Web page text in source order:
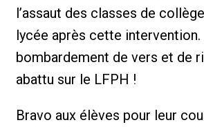
l’assaut des classes de
lycée après cette intervention.
bombardement de vers et de
abattu sur le LFPH !
Bravo aux élèves pour leur